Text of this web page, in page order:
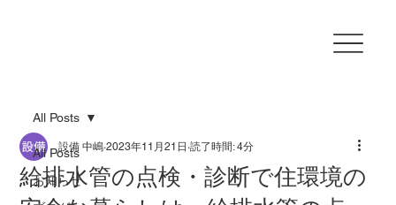
All Posts
お知らせ
All Posts
給排水管の点検・診断で住環境の
設備 中嶋 2023年11月21日 読了時間: 4分